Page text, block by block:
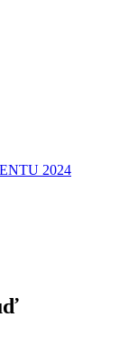
2024